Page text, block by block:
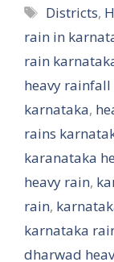
Tags
Districts,
rain in
rain
heavy
karnataka,
rains
karanataka
heavy rain,
rain,
karnataka
dharwad